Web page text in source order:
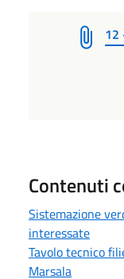
12
Contenuti
Sistemazione
interessate
Tavolo tecnico
Marsala